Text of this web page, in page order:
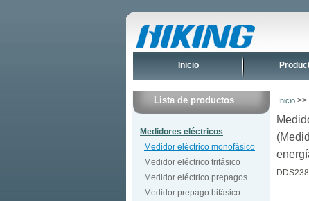
Inicio
Lista de productos
Medidores eléctricos
Medidor eléctrico monofásico
Medidor eléctrico trifásico
Medidor eléctrico prepagos
Medidor prepago bifásico
Inicio >>